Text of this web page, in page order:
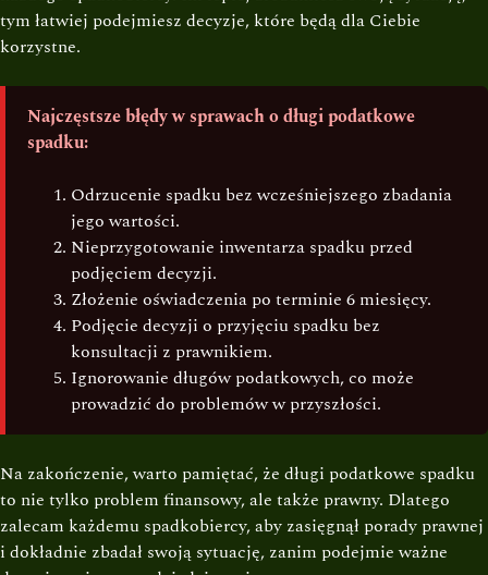
tym łatwiej podejmiesz decyzje, które będą dla Ciebie
korzystne.
Najczęstsze błędy w sprawach o długi podatkowe
spadku:
Odrzucenie spadku bez wcześniejszego zbadania
jego wartości.
Nieprzygotowanie inwentarza spadku przed
podjęciem decyzji.
Złożenie oświadczenia po terminie 6 miesięcy.
Podjęcie decyzji o przyjęciu spadku bez
konsultacji z prawnikiem.
Ignorowanie długów podatkowych, co może
prowadzić do problemów w przyszłości.
Na zakończenie, warto pamiętać, że długi podatkowe spadku
to nie tylko problem finansowy, ale także prawny. Dlatego
zalecam każdemu spadkobiercy, aby zasięgnął porady prawnej
i dokładnie zbadał swoją sytuację, zanim podejmie ważne